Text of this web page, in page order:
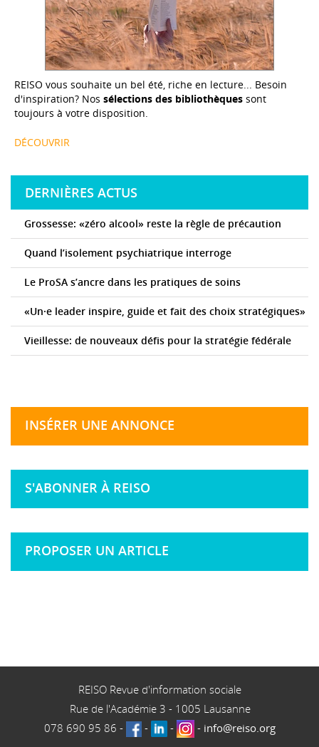
REISO vous souhaite un bel été, riche en lecture... Besoin
d'inspiration? Nos sélections des bibliothèques sont
toujours à votre disposition.
DÉCOUVRIR
DERNIÈRES ACTUS
Grossesse: «zéro alcool» reste la règle de précaution
Quand l’isolement psychiatrique interroge
Le ProSA s’ancre dans les pratiques de soins
«Un·e leader inspire, guide et fait des choix stratégiques»
Vieillesse: de nouveaux défis pour la stratégie fédérale
INSÉRER UNE ANNONCE
S'ABONNER À REISO
PROPOSER UN ARTICLE
REISO Revue d'information sociale
Rue de l'Académie 3 - 1005 Lausanne
078 690 95 86 - - - - info@reiso.org